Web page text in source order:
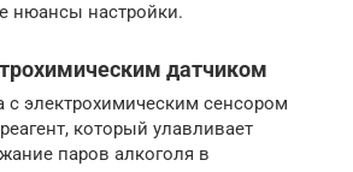
нюансы настройки.
датчиком
с электрохимическим сенсором
который улавливает
паров алкоголя в